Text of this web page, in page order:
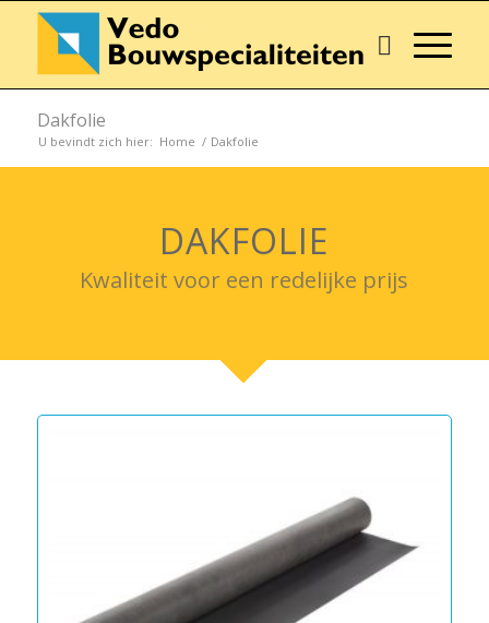
Dakfolie
U bevindt zich hier: Home / Dakfolie
DAKFOLIE
Kwaliteit voor een redelijke prijs